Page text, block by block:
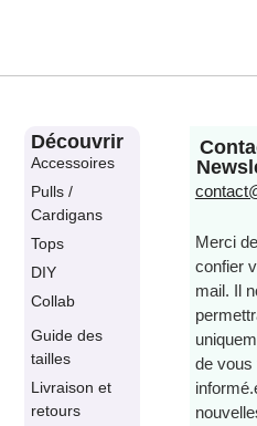
Découvrir
Accessoires
Pulls /
Cardigans
Tops
DIY
Collab
Guide des
tailles
Livraison et
retours
Merci
confier
mail. Il
de vous